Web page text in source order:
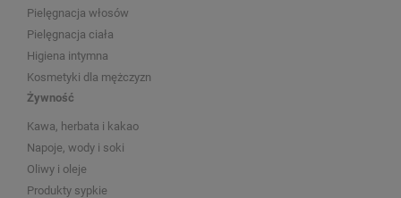
Pielęgnacja włosów
Pielęgnacja ciała
Higiena intymna
Kosmetyki dla mężczyzn
Żywność
Kawa, herbata i kakao
Napoje, wody i soki
Oliwy i oleje
Produkty sypkie